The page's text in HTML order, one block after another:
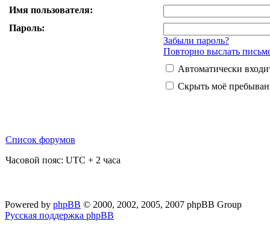
Имя пользователя:
Пароль:
Забыли пароль?
Повторно выслать
Автоматически
Скрыть моё
Список форумов
Часовой пояс: UTC + 2 часа
Powered by phpBB © 2000, 2002, 2005, 2007 phpBB Group
Русская поддержка phpBB